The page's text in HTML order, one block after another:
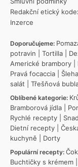
Redakční etický
Inzerce
Doporučujeme:
potravin
Tortilla
Americké brambory
Pravá focaccia
salát
Třešňová
Oblíbené kategorie:
Bramborová jídla
Rychlé recepty
Dietní recepty
kuchyně
Dorty
Populární recepty:
Buchtičky s krémem